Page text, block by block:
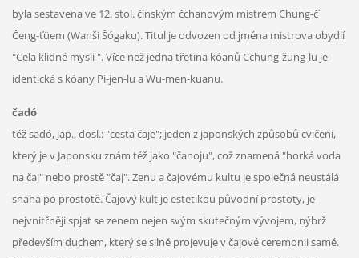
byla sestavena ve 12. stol. čínským čchanovým mistrem Chung-č´
Čeng-ťüem (Wanši Šógaku). Titul je odvozen od jména mistrova obydlí
"Cela klidné mysli ". Více než jedna třetina kóanů Cchung-žung-lu je
identická s kóany Pi-jen-lu a Wu-men-kuanu.
čadó
též sadó, jap., dosl.: "cesta čaje"; jeden z japonských způsobů cvičení,
který je v Japonsku znám též jako "čanoju", což znamená "horká voda
na čaj" nebo prostě "čaj". Zenu a čajovému kultu je společná neustálá
snaha po prostotě. Čajový kult je estetikou původní prostoty, je
nejvnitřněji spjat se zenem nejen svým skutečným vývojem, nýbrž
především duchem, který se silně projevuje v čajové ceremonii samé.